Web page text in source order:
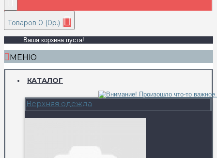
Товаров 0 (0р.)
Ваша корзина пуста!
МЕНЮ
КАТАЛОГ
Верхняя одежда